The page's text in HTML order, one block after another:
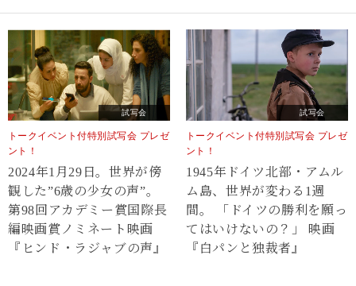
試写会
トークイベント付特別試写会 プレゼ
ント！
2024年1月29日。世界が傍
観した”6歳の少女の声”。
第98回アカデミー賞国際長
編映画賞ノミネート映画
『ヒンド・ラジャブの声』
試写会
トークイベント付特別試写会 プレゼ
ント！
1945年ドイツ北部・アムル
ム島、世界が変わる1週
間。 「ドイツの勝利を願っ
てはいけないの？」 映画
『白パンと独裁者』